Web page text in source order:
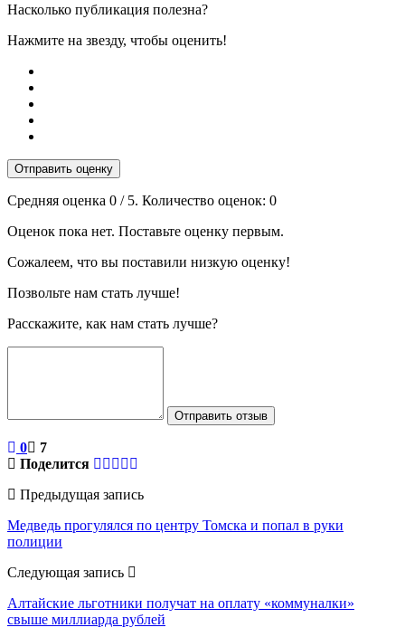
Насколько публикация полезна?
Нажмите на звезду, чтобы оценить!
Отправить оценку
Средняя оценка 0 / 5. Количество оценок: 0
Оценок пока нет. Поставьте оценку первым.
Сожалеем, что вы поставили низкую оценку!
Позвольте нам стать лучше!
Расскажите, как нам стать лучше?
Отправить отзыв
0
7
Поделится
Предыдущая запись
Медведь прогулялся по центру Томска и попал в руки
полиции
Следующая запись
Алтайские льготники получат на оплату «коммуналки»
свыше миллиарда рублей